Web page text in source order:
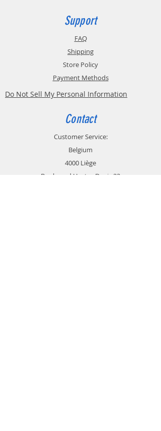
Support
FAQ
Shipping
Store Policy
Payment Methods
Do Not Sell My Personal Information
Contact
Customer Service:
Belgium
4000 Liège
Boulevard Hector Denis 22